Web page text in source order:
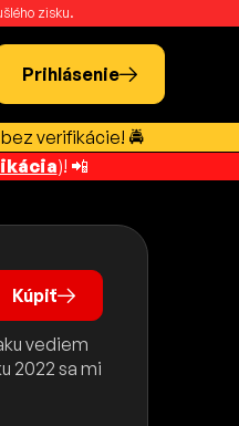
zisku.
Prihlásenie
verifikácie! 🚔
)! 📲
Kúpiť
vediem
2022 sa mi